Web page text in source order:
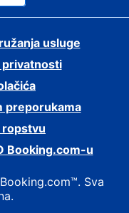
usluge
privatnosti
preporukama
ropstvu
Booking.com-u
Sva